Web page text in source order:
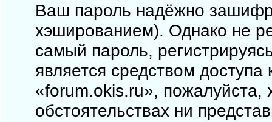
Ваш пароль надёжно
хэшированием). Однако не
самый пароль,
является средством
«forum.okis.ru», пожалуйста,
обстоятельствах ни